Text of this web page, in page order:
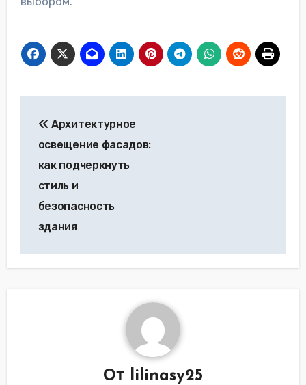
по
записям
Архитектурное
освещение фасадов:
как подчеркнуть
стиль и
безопасность
здания
От lilinasy25